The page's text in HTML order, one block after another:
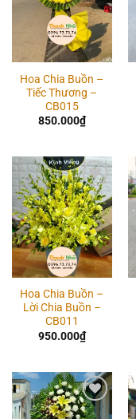
Hoa Chia Buồn –
Tiếc Thương –
CB015
850.000₫
Add to
wishlist
Hoa Chia Buồn –
Lời Chia Buồn –
CB011
950.000₫
Add to